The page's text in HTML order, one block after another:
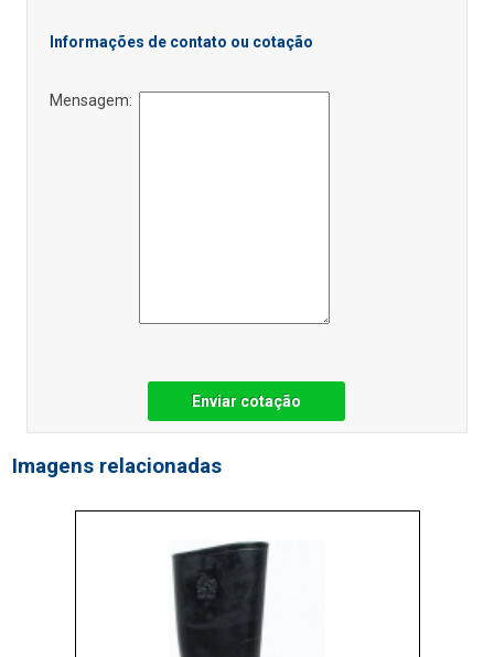
Informações de contato ou cotação
Mensagem:
Enviar cotação
Imagens relacionadas